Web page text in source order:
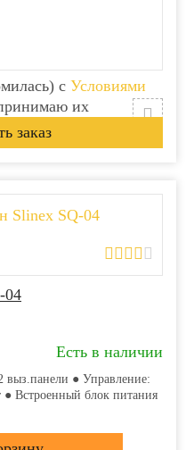
с Условиями
их
04
Есть в наличии
● Управление:
● Встроенный блок питания